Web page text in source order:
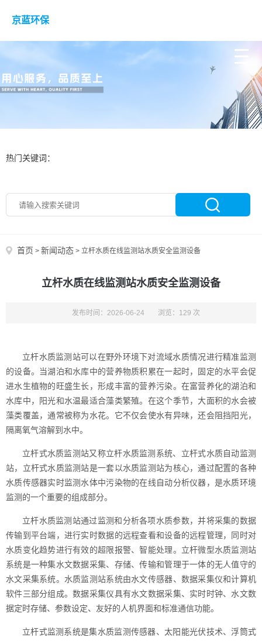
京蓝环保
热门关键词：
首页 > 新闻动态 > 立杆水质在线监测站水质安全监测设备
立杆水质在线监测站水质安全监测设备
发布时间：2026-06-24 浏览：129 次
立杆水质监测站可以在野外环境下对流域水质情况进行精准监测
的设备。当湖泊和水库中的营养物质积累在一起时，固定的水平会促
进水生植物的旺盛生长，形成丰富的营养污染。在富营养化的湖泊和
水库中，阳光和水温最适合藻类繁殖。在这个季节，大面积的水会被
藻类覆盖，通常被称为水花。它不仅会使水有异味，还会阻挡阳光，
隔离氧气溶解到水中。
立杆式水质监测站又称立杆水质监测系统、立杆式水质自动监测
站，立杆式水质监测站是一套以水质监测站为核心，通过配置的各种
水质传感器实时监测水体中污染物的在线自动分析仪器，是水质环境
监测的一个重要的组成部分。
立杆水质监测站通过监测和分析各项水质参数，并将采集的数据
传输到平台端，进行实时数据的远程查看和设备的远程管理，同时对
水质变化趋势进行有效的超限报警、智能处理。立杆微型水质监测站
系统是一种集水文数据采集、存储、传输和管理于一体的无人值守的
水文采集系统。水质监测站系统由水文传感器、数据采集仪和计算机
软件三部分组成。数据采集仪具有水文数据采集、实时时钟、水文数
据定时存储、参数设定、友好的人机界面和标准通信功能。
立杆式监测系统是集水质监测传感器、太阳能光伏技术、浮筒式